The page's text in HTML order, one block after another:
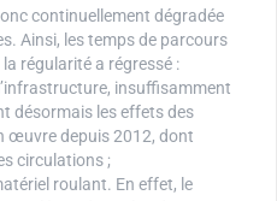
continuellement dégradée
Ainsi, les temps de parcours
régularité a régressé :
insuffisamment
désormais les effets des
œuvre depuis 2012, dont
circulations ;
roulant. En effet, le